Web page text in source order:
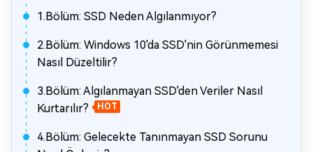
1.Bölüm: SSD Neden Algılanmıyor?
2.Bölüm: Windows 10'da SSD'nin Görünmemesi
Nasıl Düzeltilir?
3.Bölüm: Algılanmayan SSD'den Veriler Nasıl
Kurtarılır?
HOT
4.Bölüm: Gelecekte Tanınmayan SSD Sorunu